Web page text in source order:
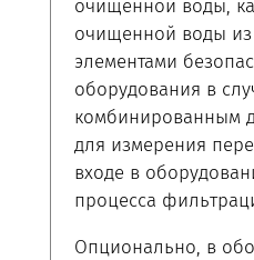
очищенной воды,
очищенной воды
элементами
оборудования в
комбинированным
для измерения
входе в
процесса
Опционально, в